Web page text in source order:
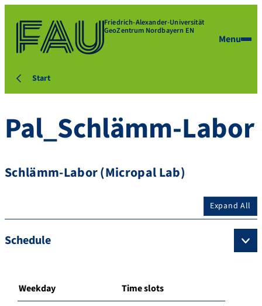
Friedrich-Alexander-Universität
GeoZentrum Nordbayern EN
Menu
Start
Pal_Schlämm-Labor
Schlämm-Labor (Micropal Lab)
Expand All
Schedule
Weekday Time slots